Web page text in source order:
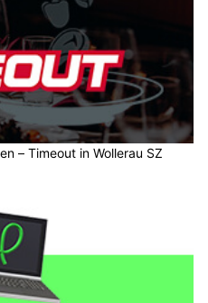
– Timeout in Wollerau SZ